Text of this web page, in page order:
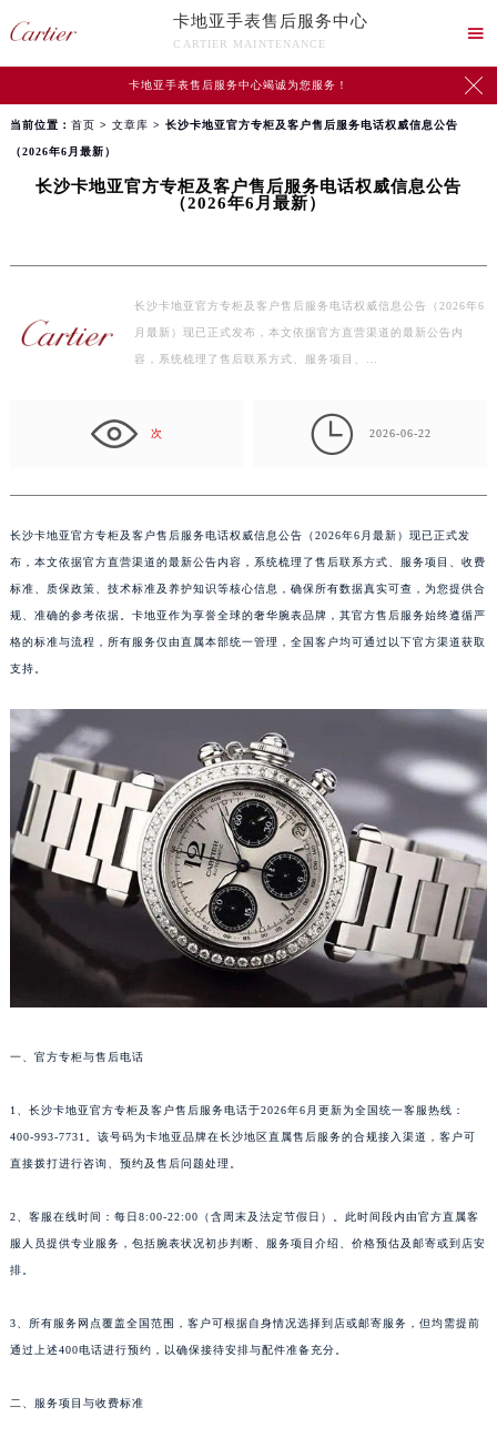
卡地亚手表售后服务中心
CARTIER MAINTENANCE

卡地亚手表售后服务中心竭诚为您服务！ 
当前位置： 首页 > 文章库 > 长沙卡地亚官方专柜及客户售后服务电话权威信息公告
（2026年6月最新）
长沙卡地亚官方专柜及客户售后服务电话权威信息公告
（2026年6月最新）
长沙卡地亚官方专柜及客户售后服务电话权威信息公告（2026年6
月最新）现已正式发布，本文依据官方直营渠道的最新公告内
容，系统梳理了售后联系方式、服务项目、…
次  2026-06-22
长沙卡地亚官方专柜及客户售后服务电话权威信息公告（2026年6月最新）现已正式发
布，本文依据官方直营渠道的最新公告内容，系统梳理了售后联系方式、服务项目、收费
标准、质保政策、技术标准及养护知识等核心信息，确保所有数据真实可查，为您提供合
规、准确的参考依据。卡地亚作为享誉全球的奢华腕表品牌，其官方售后服务始终遵循严
格的标准与流程，所有服务仅由直属本部统一管理，全国客户均可通过以下官方渠道获取
支持。
一、官方专柜与售后电话
1、长沙卡地亚官方专柜及客户售后服务电话于2026年6月更新为全国统一客服热线：
400-993-7731。该号码为卡地亚品牌在长沙地区直属售后服务的合规接入渠道，客户可
直接拨打进行咨询、预约及售后问题处理。
2、客服在线时间：每日8:00-22:00（含周末及法定节假日）。此时间段内由官方直属客
服人员提供专业服务，包括腕表状况初步判断、服务项目介绍、价格预估及邮寄或到店安
排。
3、所有服务网点覆盖全国范围，客户可根据自身情况选择到店或邮寄服务，但均需提前
通过上述400电话进行预约，以确保接待安排与配件准备充分。
二、服务项目与收费标准